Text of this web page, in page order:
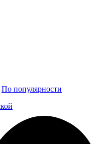
По популярности